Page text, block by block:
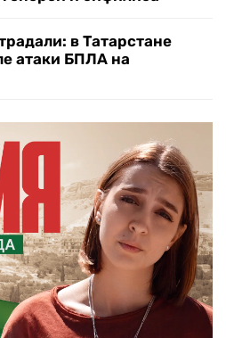
в Татарстане
атаки БПЛА на